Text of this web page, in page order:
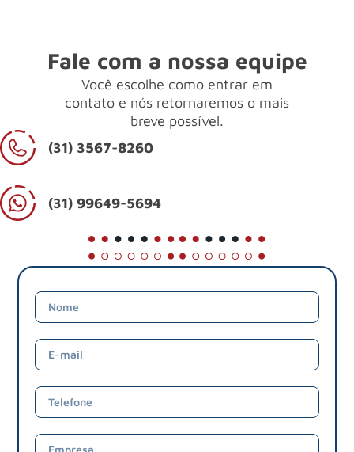
Fale com a nossa equipe
Você escolhe como entrar em
contato e nós retornaremos o mais
breve possível.
(31) 3567-8260
(31) 99649-5694